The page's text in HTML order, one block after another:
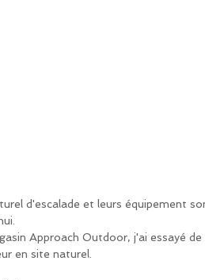
d'escalade et leurs équipement
Approach Outdoor, j'ai essayé
en site naturel.